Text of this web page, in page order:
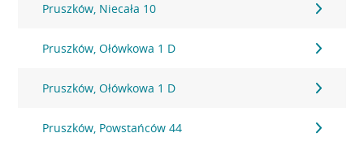
Pruszków, Niecała 10
Pruszków, Ołówkowa 1 D
Pruszków, Ołówkowa 1 D
Pruszków, Powstańców 44